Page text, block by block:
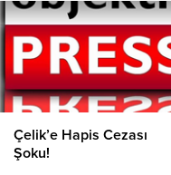
Çelik’e Hapis Cezası
Şoku!